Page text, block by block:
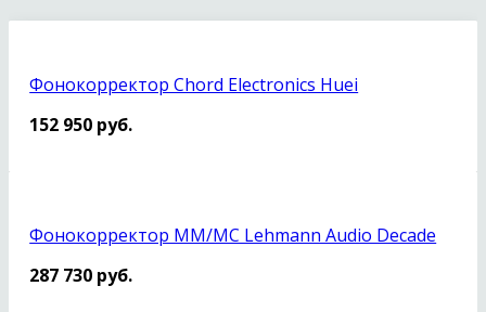
Фонокорректор Chord Electronics Huei
152 950 руб.
Фонокорректор MM/MC Lehmann Audio Decade
287 730 руб.